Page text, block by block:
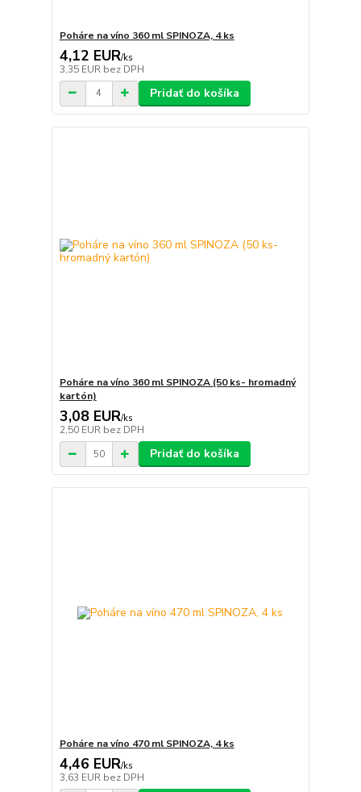
Poháre na víno 360 ml SPINOZA, 4 ks
4,12 EUR/ks
3,35 EUR bez DPH
Pridať do košíka
Poháre na víno 360 ml SPINOZA (50 ks- hromadný
kartón)
3,08 EUR/ks
2,50 EUR bez DPH
Pridať do košíka
Poháre na víno 470 ml SPINOZA, 4 ks
4,46 EUR/ks
3,63 EUR bez DPH